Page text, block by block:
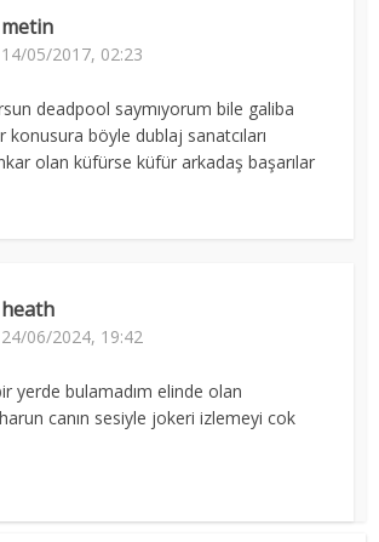
metin
14/05/2017, 02:23
deadpool saymıyorum bile galiba
konusura böyle dublaj sanatcıları
olan küfürse küfür arkadaş başarılar
heath
24/06/2024, 19:42
yerde bulamadım elinde olan
canın sesiyle jokeri izlemeyi cok